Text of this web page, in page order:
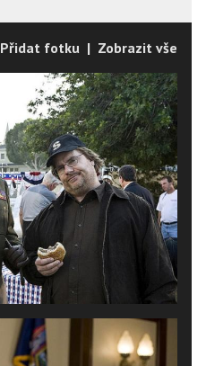
Přidat fotku | Zobrazit vše